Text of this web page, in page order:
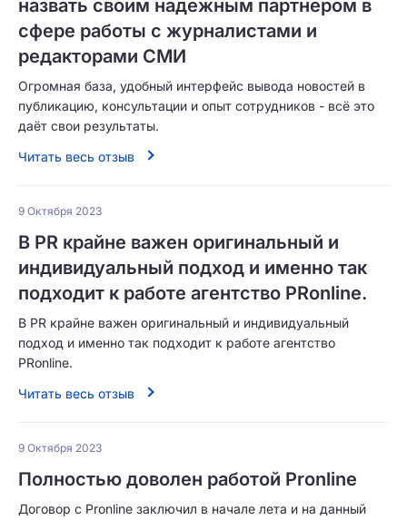
назвать своим надежным партнером в
сфере работы с журналистами и
редакторами СМИ
Огромная база, удобный интерфейс вывода новостей в
публикацию, консультации и опыт сотрудников - всё это
даёт свои результаты.
Читать весь отзыв
9 Октября 2023
В PR крайне важен оригинальный и
индивидуальный подход и именно так
подходит к работе агентство PRonline.
В PR крайне важен оригинальный и индивидуальный
подход и именно так подходит к работе агентство
PRonline.
Читать весь отзыв
9 Октября 2023
Полностью доволен работой Pronline
Договор с Pronline заключил в начале лета и на данный